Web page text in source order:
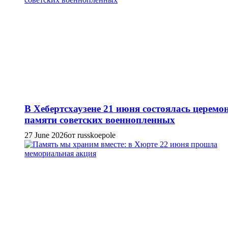
В Хебертсхаузене 21 июня состоялась
памяти советских военнопленных
27 June 2026от russkoepole